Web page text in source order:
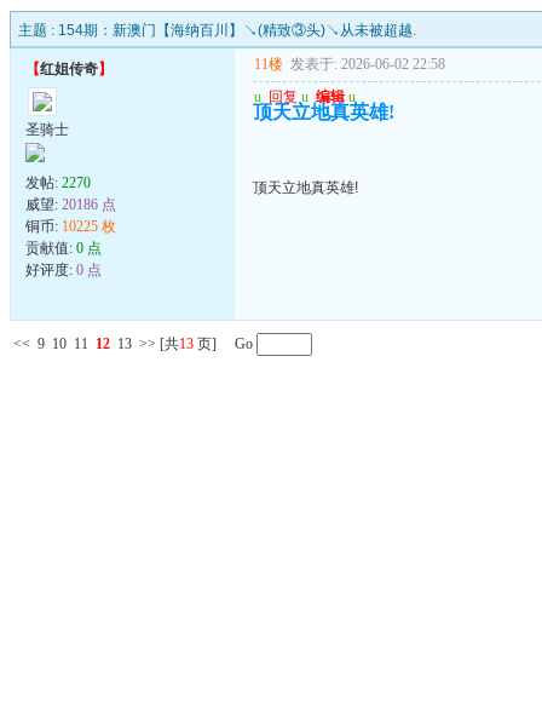
主题 : 154期：新澳门【海纳百川】↘(精致③头)↘从未被超越.
【红姐传奇】
圣骑士
发帖: 2270
威望: 20186 点
铜币: 10225 枚
贡献值: 0 点
好评度: 0 点
11楼 发表于: 2026-06-02 22:58
u 回复 u 编辑 u
顶天立地真英雄!
顶天立地真英雄!
<< 9 10 11 12 13 >> [共13 页] Go